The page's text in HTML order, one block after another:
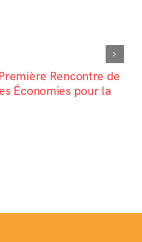
Rencontre de
Économies pour la